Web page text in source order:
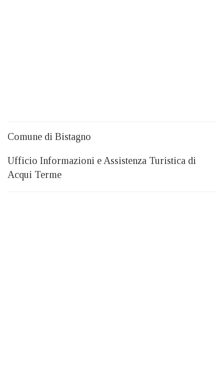
Comune di Bistagno
Ufficio Informazioni e Assistenza Turistica di
Acqui Terme